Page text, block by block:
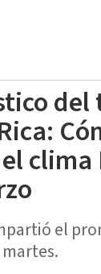
clima
el